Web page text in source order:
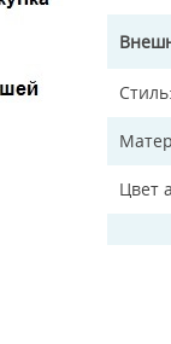
Стиль
Цвет